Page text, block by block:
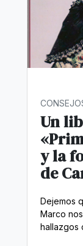
Un
y la
de
Dejemos
Marco
hallazgos